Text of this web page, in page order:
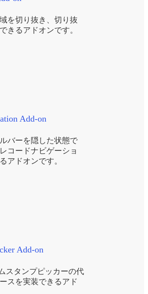
を切り抜き、切り抜
きるアドオンです。
Add-on
バーを隠した状態で
コードナビゲーショ
アドオンです。
Add-on
スタンプピッカーの代
スを実装できるアド